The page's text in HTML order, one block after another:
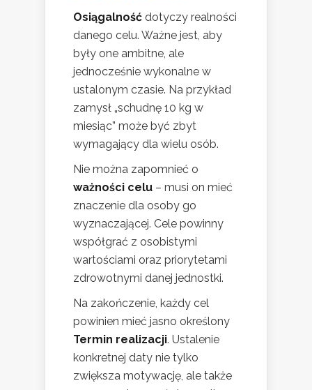
Osiągalność dotyczy realności
danego celu. Ważne jest, aby
były one ambitne, ale
jednocześnie wykonalne w
ustalonym czasie. Na przykład
zamysł „schudnę 10 kg w
miesiąc” może być zbyt
wymagający dla wielu osób.
Nie można zapomnieć o
ważności celu – musi on mieć
znaczenie dla osoby go
wyznaczającej. Cele powinny
współgrać z osobistymi
wartościami oraz priorytetami
zdrowotnymi danej jednostki.
Na zakończenie, każdy cel
powinien mieć jasno określony
Termin realizacji. Ustalenie
konkretnej daty nie tylko
zwiększa motywację, ale także